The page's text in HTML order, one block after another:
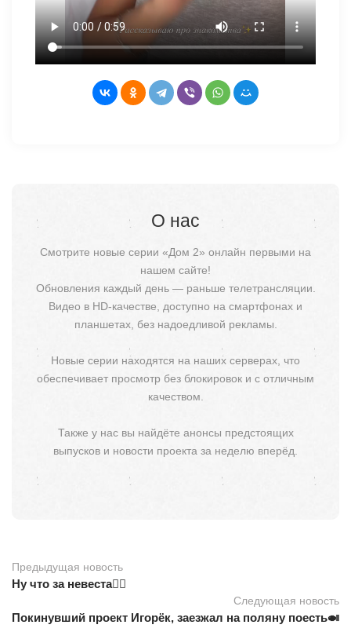
О нас
Смотрите новые серии «Дом 2» онлайн первыми на
нашем сайте!
Обновления каждый день — раньше телетрансляции.
Видео в HD-качестве, доступно на смартфонах и
планшетах, без надоедливой рекламы.
Новые серии находятся на наших серверах, что
обеспечивает просмотр без блокировок и с отличным
качеством.
Также у нас вы найдёте анонсы предстоящих
выпусков и новости проекта за неделю вперёд.
Предыдущая новость
Ну что за невеста👰‍♀️
Следующая новость
Покинувший проект Игорёк, заезжал на поляну поесть🍛